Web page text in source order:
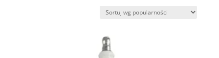
popularności